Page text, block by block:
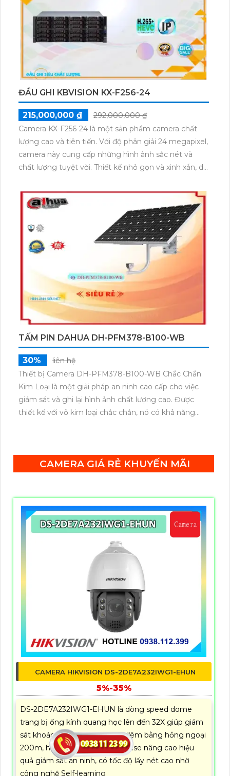
ĐẦU GHI KBVISION KX-F256-24
215,000,000 ₫
292,000,000 ₫
Camera KX-F256-24 là một sản phẩm camera chất
lượng cao và tiên tiến. Với độ phân giải 24 megapixel,
camera này cung cấp những hình ảnh sắc nét và
chất lượng tuyệt vời. Thiết kế nhỏ gọn và xinh xắn, dễ
Camera KX-F256-24 có khả năng ghi hình Full HD,
cho phép người dùng theo dõi và giám sát từ xa
bằng điện thoại thông minh. Hơn nữa, tích hợp tính
năng phát hiện chuyển động và báo động, giúp bảo
vệ an ninh gia đình và văn phòng.
TẤM PIN DAHUA DH-PFM378-B100-WB
30%
liên hệ
Thiết bị Camera DH-PFM378-B100-WB Chắc Chắn
Kim Loại là một giải pháp an ninh cao cấp cho việc
giám sát và ghi lại hình ảnh chất lượng cao. Được
thiết kế với vỏ kim loại chắc chắn, nó có khả năng
trong điều kiện ánh sáng yếu. Nó cũng đi kèm với
hợp cho các ứng dụng giám sát an ninh trong nhà,
văn phòng và các khu vực công cộng.
CAMERA GIÁ RẺ KHUYẾN MÃI
CAMERA HIKVISION DS-2DE7A232IWG1-EHUN
5%-35%
DS-2DE7A232IWG1-EHUN là dòng speed dome
trang bị ống kính quang học lên đến 32X giúp giám
sát khoảng cách xa, nhìn ban đêm bằng hồng ngoại
200m, hỗ trợ tính năng AcuSense nâng cao hiệu
quả giám sát an ninh, có tốc độ lấy nét cao nhờ
công nghệ Self-learning